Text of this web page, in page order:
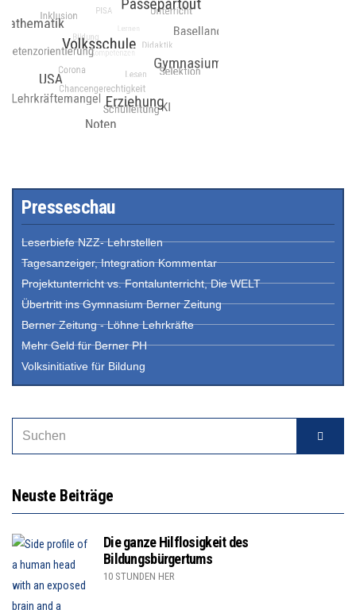
Presseschau
Leserbiefe NZZ- Lehrstellen
Tagesanzeiger, Integration Kommentar
Projektunterricht vs. Fontalunterricht, Die WELT
Übertritt ins Gymnasium Berner Zeitung
Berner Zeitung - Löhne Lehrkräfte
Mehr Geld für Berner PH
Volksinitiative für Bildung
Neuste Beiträge
Die ganze Hilflosigkeit des
Bildungsbürgertums
10 STUNDEN HER